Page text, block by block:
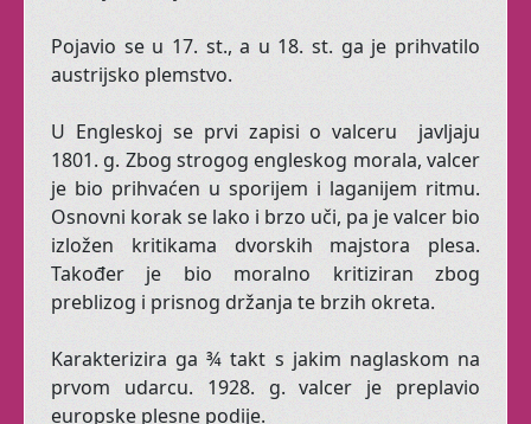
su svakom judskom biću.
Ovi privatni satovi
namijenjeni su ženama
koje se osjećaju ne-
dobro u svom tijelu i
biću.
Koje se žele osjetiti
živima!
Pojavio se u 17. st., a u 18. st. ga je prihvatilo
austrijsko plemstvo.
U Engleskoj se prvi zapisi o valceru javljaju
1801. g. Zbog strogog engleskog morala, valcer
je bio prihvaćen u sporijem i laganijem ritmu.
Osnovni korak se lako i brzo uči, pa je valcer bio
izložen kritikama dvorskih majstora plesa.
Također je bio moralno kritiziran zbog
preblizog i prisnog držanja te brzih okreta.
Karakterizira ga ¾ takt s jakim naglaskom na
prvom udarcu. 1928. g. valcer je preplavio
europske plesne podije.